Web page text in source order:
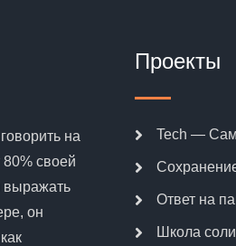
на
своей
выражать
он
Проекты
Tech —
Ответ на
Школа